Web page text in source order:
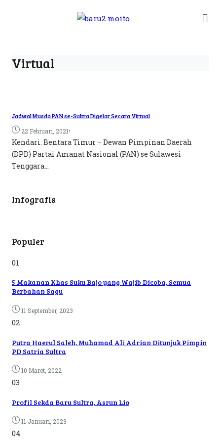
Virtual
Jadwal Musda PAN se-Sultra Digelar Secara Virtual
22 Februari, 2021•
Kendari. Bentara Timur – Dewan Pimpinan Daerah
(DPD) Partai Amanat Nasional (PAN) se Sulawesi
Tenggara...
Infografis
Populer
01
5 Makanan Khas Suku Bajo yang Wajib Dicoba, Semua
Berbahan Sagu
11 September, 2023
02
Putra Haerul Saleh, Muhamad Ali Adrian Ditunjuk Pimpin
PD Satria Sultra
10 Maret, 2022
03
Profil Sekda Baru Sultra, Asrun Lio
11 Januari, 2023
04